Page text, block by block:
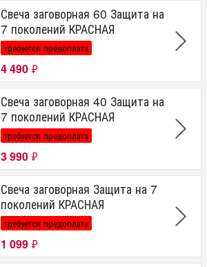
Свеча заговорная 60 Защита на
7 поколений КРАСНАЯ
требуется предоплата
4 490 ₽
Свеча заговорная 40 Защита на
7 поколений КРАСНАЯ
требуется предоплата
3 990 ₽
Свеча заговорная Защита на 7
поколений КРАСНАЯ
требуется предоплата
1 099 ₽